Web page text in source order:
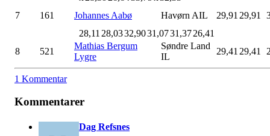
7
161 Johannes Aabø Havørn AIL 29,91 29,91
28,11 28,0332,9031,0731,3726,41
8
521
Mathias Bergum
Lygre
Søndre Land
IL
29,41 29,41
1 Kommentar
Kommentarer
Dag Refsnes